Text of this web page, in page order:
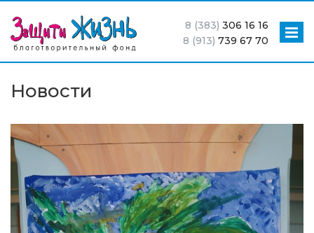
8 (383) 306 16 16
8 (913) 739 67 70
Новости